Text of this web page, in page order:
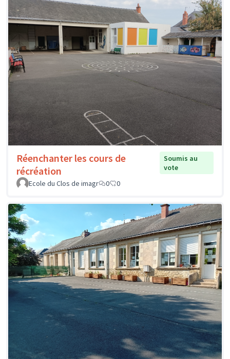
Réenchanter les cours de
récréation
Soumis au
vote
Ecole du Clos de imagr
0 0